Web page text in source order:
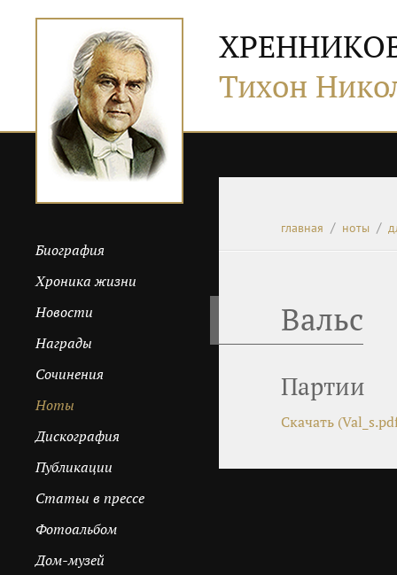
Тихон
главная ноты
Вальс
Партии
Скачать
Биография
Хроника жизни
Новости
Награды
Сочинения
Ноты
Дискография
Публикации
Cтатьи в прессе
Фотоальбом
Дом-музей